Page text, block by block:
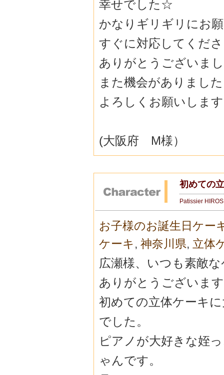
幸せでした☆
かなりギリギリにお
すぐに対応してくだ
ありがとうございま
また機会がありまし
よろしくお願いしま
(大阪府 M様）
初めての
Patissier
お子様のお誕生日ケー
ケーキ , 神奈川県, 立体
広瀬様、いつも素敵
ありがとうございま
初めての立体ケーキ
でした。
ピアノが大好きな姪
ゃんです。